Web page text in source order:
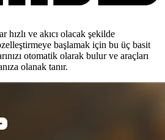
ve akıcı olacak şekilde
başlamak için bu üç basit
otomatik olarak bulur ve araçları
olanak tanır.